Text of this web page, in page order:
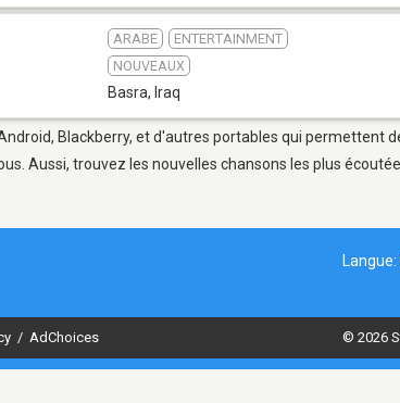
ARABE
ENTERTAINMENT
NOUVEAUX
Basra, Iraq
Blackberry, et d'autres portables qui permettent
Aussi, trouvez les nouvelles chansons les plus
Langue:
/ AdChoices © 2026